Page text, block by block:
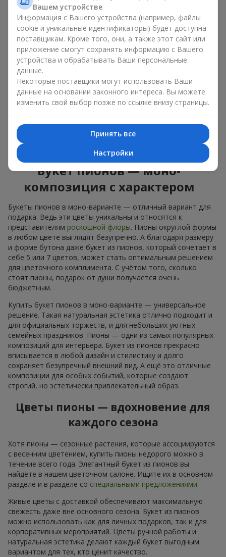
событий:
мягкие розовые оттенки — идеально подойдут, как
цветы на день рождения;
коралловые — романтический презент и цветы для
вдохновения любимой женщине;
белые пионы — универсальное решение как для
личного выразительного подарка, так и для изящного
варианта для корпоративных событий.
Выбирайте оригинальные дизайнерские букеты пионов или
цветочном салоне вы можете найти разнообразие живых
цветов с доставкой, чтобы ваш подарок с изысканным
ароматом оказался незабываемым.
Букет пионов — моно-
композиция с характером
Букеты пионов в моно-варианте — отличный вариант для
подарка. Ведь эти цветы уникальны и относятся к
представителям роскошной флоры. Пионы округлой формы
в любом цвете выглядят безупречно. А благодаря размеру
и форме бутона даже букет из пионов, который сочетает в
себе 5 или 7 цветов, может стать оптимальным решением
для цветочного комплимента. С учётом того, сколько
стоят пионы, подарок от души получается очень
бюджетным.
Купить букет пионов в моно-варианте — универсальное
решение. Такая натуральная эстетика отлично подходит и
для официальных торжеств, и для небольших уютных
семейных праздников. Пионы — одни из самых популярных
композиций для интерьера. Букет из пионов прекрасно
вписывается в любой дизайн и стилистику и долго
сохраняет безупречный внешний вид. А ещё это отличные
композиции для особых событий, которые создают
строгий, но эстетически привлекательный образ.
Цветы пионы — вдохновение для
каждого сезона
Хотя пионы — сезонные растения, которые ассоциируются
с весенним цветением, купить пионы недорого можно в
течение всего года. Элегантный букет из пионов вы
найдёте в нашем цветочном салоне. Ищите их в основном
разделе и в разделе со специальными предложениями.
Живые цветы с доставкой обеспечивают максимальную
свежесть даже вне основного сезона. Букет из пионов
можно использовать как для личных подарков, так и для
корпоративных мероприятий. Цветы ручной работы и
натуральная эстетика делают каждый букет выгодным
вариантом для тех, кто ценит качество.
Вашем устройстве
Информация с Вашего устройства (например, файлы
cookie и уникальные идентификаторы) будет доступна
поставщикам. Кроме того, они, а также этот сайт или
приложение смогут сохранять информацию с Вашего
устройства и обрабатывать Ваши персональные
данные.
Некоторые поставщики могут использовать Ваши
данные на основании законного интереса. Вы можете
изменить свой выбор позже по ссылке внизу страницы.
Принять все
Настройки